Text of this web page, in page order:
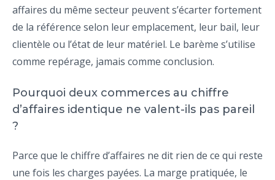
affaires du même secteur peuvent s’écarter fortement
de la référence selon leur emplacement, leur bail, leur
clientèle ou l’état de leur matériel. Le barème s’utilise
comme repérage, jamais comme conclusion.
Pourquoi deux commerces au chiffre
d’affaires identique ne valent-ils pas pareil
?
Parce que le chiffre d’affaires ne dit rien de ce qui reste
une fois les charges payées. La marge pratiquée, le